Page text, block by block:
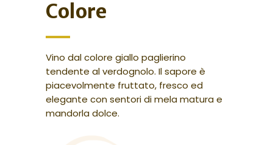
Colore
Vino dal colore giallo paglierino
tendente al verdognolo. Il sapore è
piacevolmente fruttato, fresco ed
elegante con sentori di mela matura e
mandorla dolce.